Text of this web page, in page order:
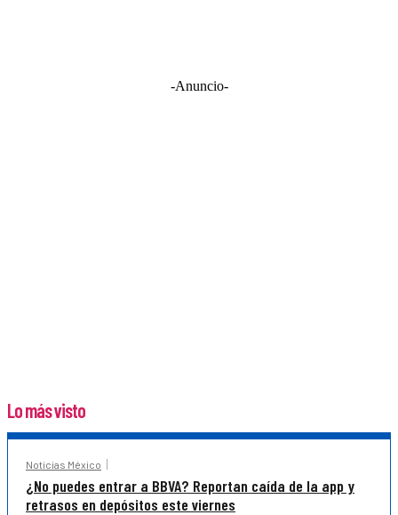
-Anuncio-
Lo más visto
Noticias México
¿No puedes entrar a BBVA? Reportan caída de la app y
retrasos en depósitos este viernes